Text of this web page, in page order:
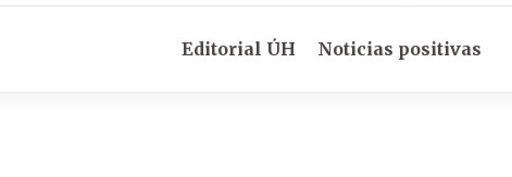
Editorial ÚH Noticias positivas